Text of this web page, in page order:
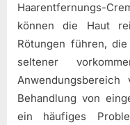
Haarentfernungs-
können die Haut
Rötungen führen,
seltener
Behandlung von
ein häufiges